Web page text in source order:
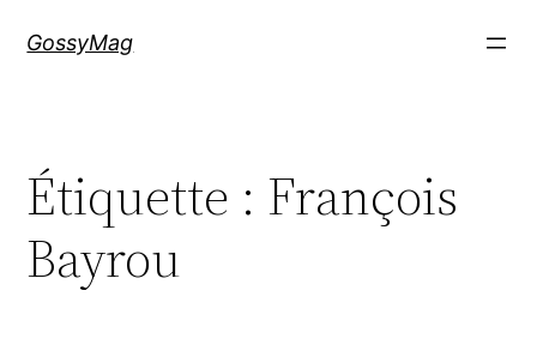
GossyMag
Étiquette : François
Bayrou